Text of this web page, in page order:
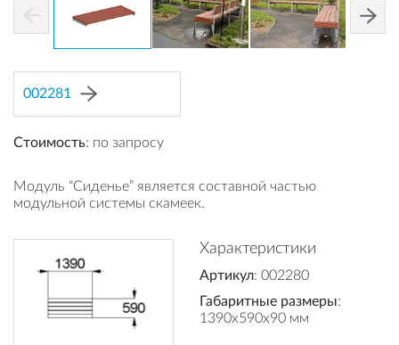
002281
Стоимость: по запросу
Модуль “Сиденье” является составной частью
модульной системы скамеек.
Характеристики
Артикул: 002280
Габаритные размеры:
1390x590x90 мм